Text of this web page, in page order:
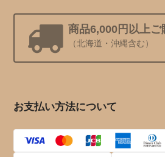
商品6,000円以上
（北海道・沖縄含む）
お支払い方法について